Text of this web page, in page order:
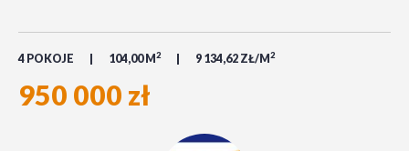
4 POKOJE 104,00 M 2 9 134,62 ZŁ/M 2
950 000 zł